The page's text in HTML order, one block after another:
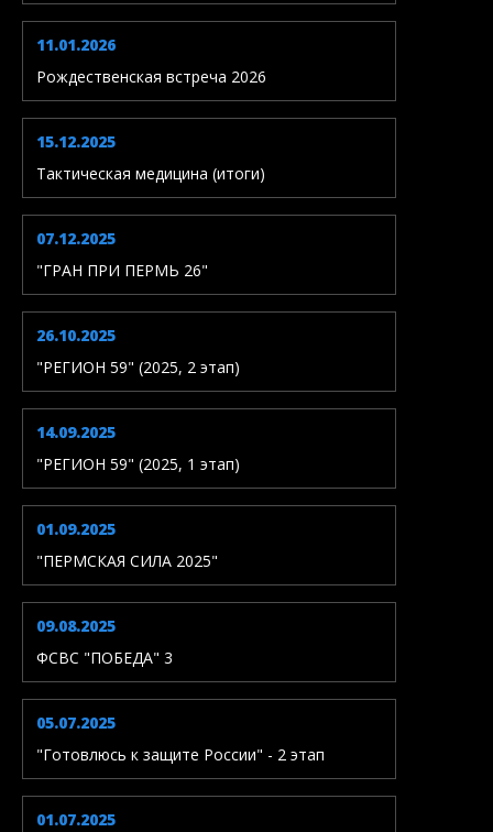
11.01.2026
Рождественская встреча 2026
15.12.2025
Тактическая медицина (итоги)
07.12.2025
"ГРАН ПРИ ПЕРМЬ 26"
26.10.2025
"РЕГИОН 59" (2025, 2 этап)
14.09.2025
"РЕГИОН 59" (2025, 1 этап)
01.09.2025
"ПЕРМСКАЯ СИЛА 2025"
09.08.2025
ФСВС "ПОБЕДА" 3
05.07.2025
"Готовлюсь к защите России" - 2 этап
01.07.2025